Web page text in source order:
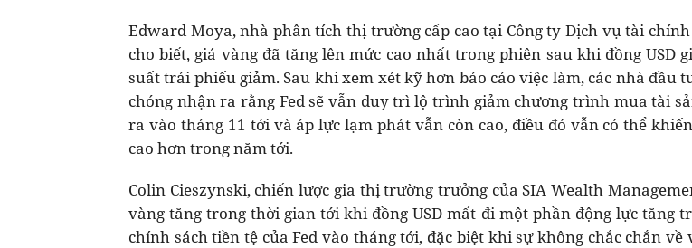
Edward Moya, nhà phân tích thị trường cấp cao tại Công ty Dịch vụ tài
cho biết, giá vàng đã tăng lên mức cao nhất trong phiên sau khi đồng USD
suất trái phiếu giảm. Sau khi xem xét kỹ hơn báo cáo việc làm, các nhà đầu
chóng nhận ra rằng Fed sẽ vẫn duy trì lộ trình giảm chương trình mua tài
ra vào tháng 11 tới và áp lực lạm phát vẫn còn cao, điều đó vẫn có thể
cao hơn trong năm tới.
Colin Cieszynski, chiến lược gia thị trường trưởng của SIA Wealth
vàng tăng trong thời gian tới khi đồng USD mất đi một phần động lực tăng
chính sách tiền tệ của Fed vào tháng tới, đặc biệt khi sự không chắc chắn về